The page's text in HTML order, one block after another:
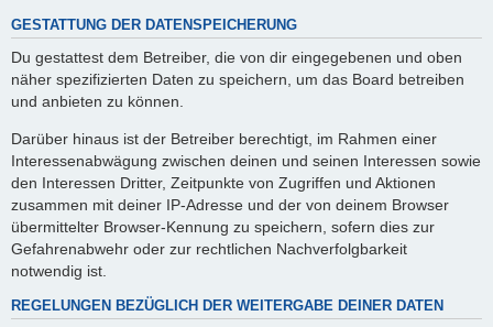
GESTATTUNG DER DATENSPEICHERUNG
Du gestattest dem Betreiber, die von dir eingegebenen und oben
näher spezifizierten Daten zu speichern, um das Board betreiben
und anbieten zu können.
Darüber hinaus ist der Betreiber berechtigt, im Rahmen einer
Interessenabwägung zwischen deinen und seinen Interessen sowie
den Interessen Dritter, Zeitpunkte von Zugriffen und Aktionen
zusammen mit deiner IP-Adresse und der von deinem Browser
übermittelter Browser-Kennung zu speichern, sofern dies zur
Gefahrenabwehr oder zur rechtlichen Nachverfolgbarkeit
notwendig ist.
REGELUNGEN BEZÜGLICH DER WEITERGABE DEINER DATEN